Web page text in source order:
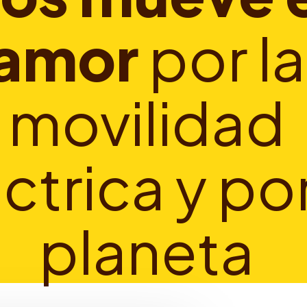
mor por la
movilidad
ctrica y po
planeta